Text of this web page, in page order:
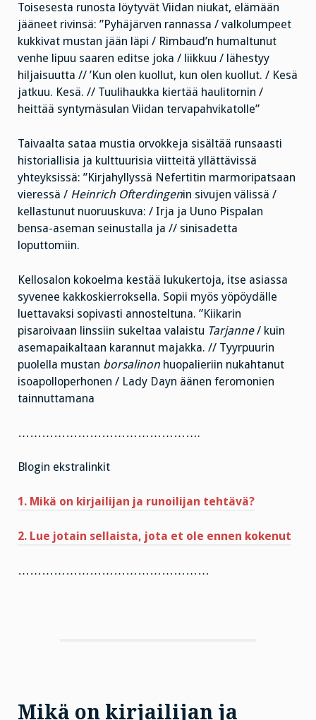
Toisesesta runosta löytyvät Viidan niukat, elämään
jääneet rivinsä: ”Pyhäjärven rannassa / valkolumpeet
kukkivat mustan jään läpi / Rimbaud’n humaltunut
venhe lipuu saaren editse joka / liikkuu / lähestyy
hiljaisuutta // ’Kun olen kuollut, kun olen kuollut. / Kesä
jatkuu. Kesä. // Tuulihaukka kiertää haulitornin /
heittää syntymäsulan Viidan tervapahvikatolle”
Taivaalta sataa mustia orvokkeja sisältää runsaasti
historiallisia ja kulttuurisia viitteitä yllättävissä
yhteyksissä: ”Kirjahyllyssä Nefertitin marmoripatsaan
vieressä / Heinrich Ofterdingenin sivujen välissä /
kellastunut nuoruuskuva: / Irja ja Uuno Pispalan
bensa-aseman seinustalla ja // sinisadetta
loputtomiin.
Kellosalon kokoelma kestää lukukertoja, itse asiassa
syvenee kakkoskierroksella. Sopii myös yöpöydälle
luettavaksi sopivasti annosteltuna. ”Kiikarin
pisaroivaan linssiin sukeltaa valaistu Tarjanne/ kuin
asemapaikaltaan karannut majakka. // Tyyrpuurin
puolella mustan borsalinon huopalieriin nukahtanut
isoapolloperhonen / Lady Dayn äänen feromonien
tainnuttamana
……………………………………….
Blogin ekstralinkit
1. Mikä on kirjailijan ja runoilijan tehtävä?
2. Lue jotain sellaista, jota et ole ennen kokenut
…………………………………………
Mikä on kirjailijan ja